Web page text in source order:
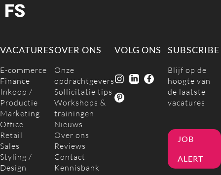
VACATURES
E-commerce
Finance
Inkoop /
Productie
Marketing
Office
Retail
Sales
Styling /
Design
OVER ONS
Onze
opdrachtgevers
Sollicitatie tips
Workshops &
trainingen
Nieuws
Over ons
Reviews
Contact
Kennisbank
VOLG ONS SUBSCRIBE
Blijf op de
hoogte van
de laatste
vacatures
JOB
ALERT